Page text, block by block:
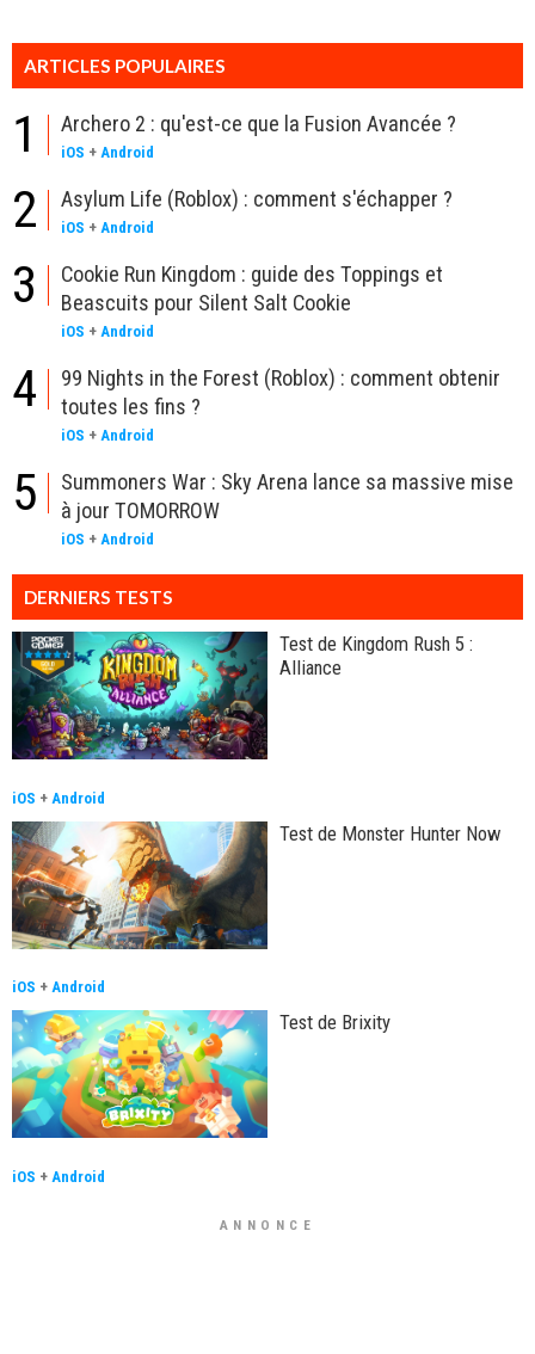
ARTICLES POPULAIRES
1 Archero 2 : qu'est-ce que la Fusion Avancée ?
iOS + Android
2 Asylum Life (Roblox) : comment s'échapper ?
iOS + Android
3
Cookie Run Kingdom : guide des Toppings et
Beascuits pour Silent Salt Cookie
iOS + Android
4
99 Nights in the Forest (Roblox) : comment obtenir
toutes les fins ?
iOS + Android
5
Summoners War : Sky Arena lance sa massive mise
à jour TOMORROW
iOS + Android
DERNIERS TESTS
Test de Kingdom Rush 5 :
Alliance
iOS + Android
Test de Monster Hunter Now
iOS + Android
Test de Brixity
iOS + Android
ANNONCE